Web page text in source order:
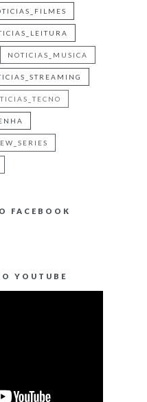
NOTICIAS_MUSICA
FACEBOOK
YOUTUBE